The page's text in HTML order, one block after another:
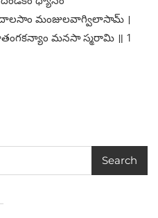
మంజులవాగ్విలాసామ్ ।
మనసా స్మరామి ॥ 1
Search